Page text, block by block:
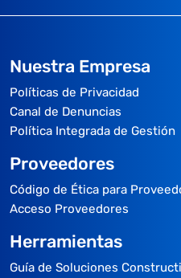
Nuestra Empresa
Políticas de Privacidad
Canal de Denuncias
Política Integrada de Gestión
Proveedores
Código de Ética para
Acceso Proveedores
Herramientas
Guía de Soluciones